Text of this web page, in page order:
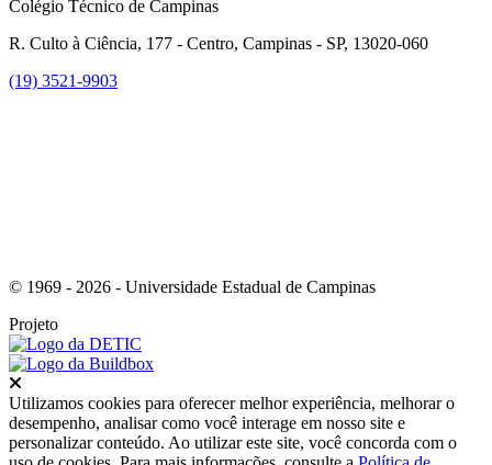
Colégio Técnico de Campinas
R. Culto à Ciência, 177 - Centro, Campinas - SP, 13020-060
(19) 3521-9903
© 1969 - 2026 - Universidade Estadual de Campinas
Projeto
Utilizamos cookies para oferecer melhor experiência, melhorar o
desempenho, analisar como você interage em nosso site e
personalizar conteúdo. Ao utilizar este site, você concorda com o